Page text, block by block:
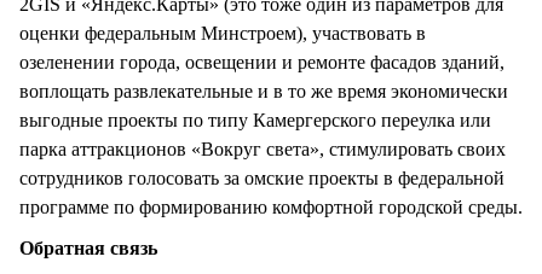
оценки федеральным Минстроем), участвовать в
озеленении города, освещении и ремонте фасадов зданий,
воплощать развлекательные и в то же время экономически
выгодные проекты по типу Камергерского переулка или
парка аттракционов «Вокруг света», стимулировать своих
сотрудников голосовать за омские проекты в федеральной
программе по формированию комфортной городской среды.
Обратная связь